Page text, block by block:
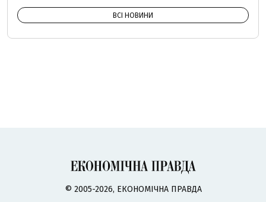
ВСІ НОВИНИ
© 2005-2026, ЕКОНОМІЧНА ПРАВДА